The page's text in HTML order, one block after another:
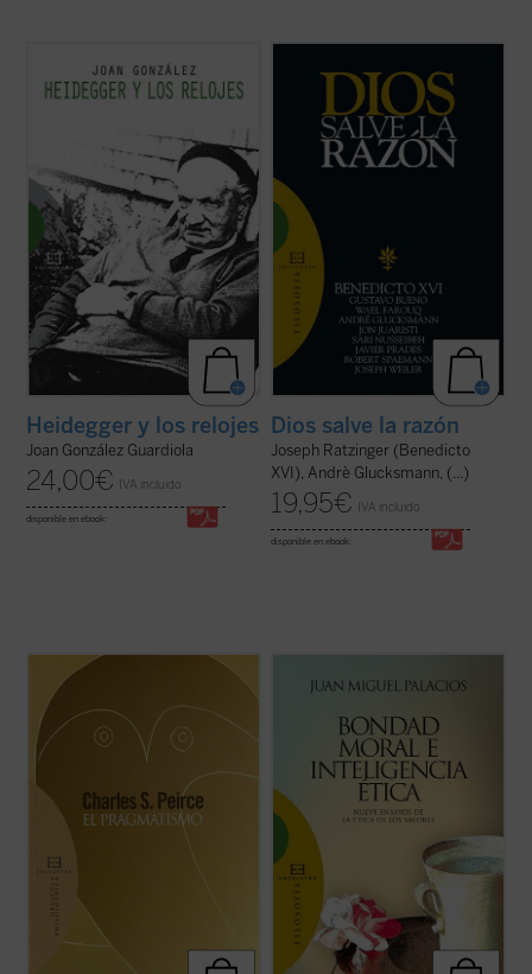
filosofía del siglo XX ha levantado sobre el
tiempo es la famosa tesis de Heidegger
(ver ficha)
Heidegger y los relojes
Joan González Guardiola
24,00€ IVA incluido
disponible en ebook:
naturaleza de Dios» (Manuel II Paleólogo)
Diversos intelectuales de primera línea,
provenientes de diferentes países,
tradiciones religiosas y posiciones
culturales, se dan cita en este ... (ver ficha)
Dios salve la razón
Joseph Ratzinger (Benedicto
XVI), Andrè Glucksmann, (...)
19,95€ IVA incluido
disponible en ebook:
En los últimos años de su vida, Charles S.
Peirce, «el intelecto más original y versátil
que América ha producido», retoma
muchas cuestiones dentro de su evolución
intelectual y trata de dar una forma
definitiva al sistema de su pensamiento. ...
los valores y la ética fundada en ellos
habla tan sólo de valores bursátiles. Ahora
también los pedagogos ensayan desde sus
tarimas la educación en valores, ...